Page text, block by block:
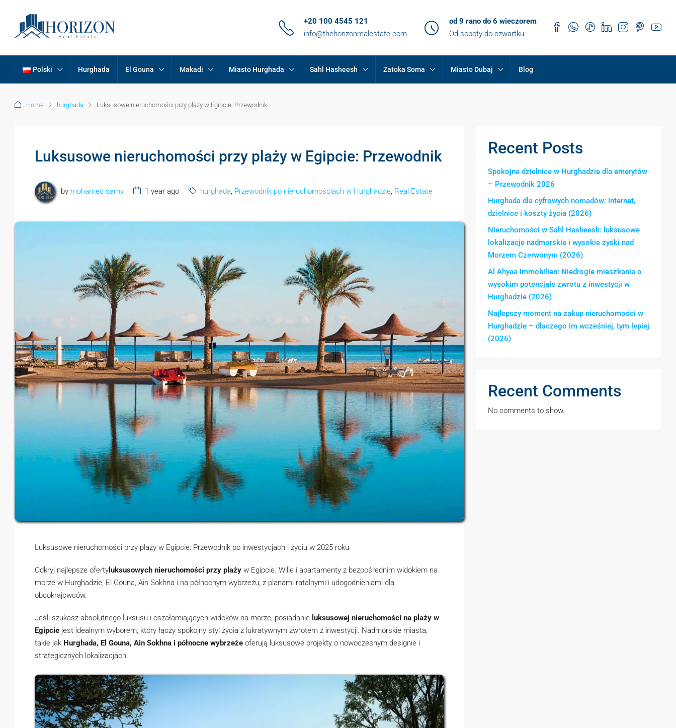
+20 100 4545 121
info@thehorizonrealestate.com
od 9 rano do 6 wieczorem
Od soboty do czwartku
Polski Hurghada El Gouna Makadi Miasto Hurghada Sahl Hasheesh Zatoka Soma Miasto Dubaj Blog
Home hurghada Luksusowe nieruchomości przy plaży w Egipcie: Przewodnik
Luksusowe nieruchomości przy plaży w Egipcie: Przewodnik
by mohamed samy 1 year ago hurghada, Przewodnik po nieruchomościach w Hurghadzie, Real Estate
Luksusowe nieruchomości przy plaży w Egipcie: Przewodnik po inwestycjach i życiu w 2025 roku
Odkryj najlepsze oferty luksusowych nieruchomości przy plaży w Egipcie. Wille i apartamenty z bezpośrednim widokiem na
morze w Hurghadzie, El Gouna, Ain Sokhna i na północnym wybrzeżu, z planami ratalnymi i udogodnieniami dla
obcokrajowców.
Jeśli szukasz absolutnego luksusu i oszałamiających widoków na morze, posiadanie luksusowej nieruchomości na plaży w
Egipcie jest idealnym wyborem, który łączy spokojny styl życia z lukratywnym zwrotem z inwestycji. Nadmorskie miasta,
takie jak Hurghada, El Gouna, Ain Sokhna i północne wybrzeże oferują luksusowe projekty o nowoczesnym designie i
strategicznych lokalizacjach.
Recent Posts
Spokojne dzielnice w Hurghadzie dla emerytów
– Przewodnik 2026
Hurghada dla cyfrowych nomadów: internet,
dzielnice i koszty życia (2026)
Nieruchomości w Sahl Hasheesh: luksusowe
lokalizacje nadmorskie i wysokie zyski nad
Morzem Czerwonym (2026)
Al Ahyaa Immobilien: Niedrogie mieszkania o
wysokim potencjale zwrotu z inwestycji w
Hurghadzie (2026)
Najlepszy moment na zakup nieruchomości w
Hurghadzie – dlaczego im wcześniej, tym lepiej
(2026)
Recent Comments
No comments to show.